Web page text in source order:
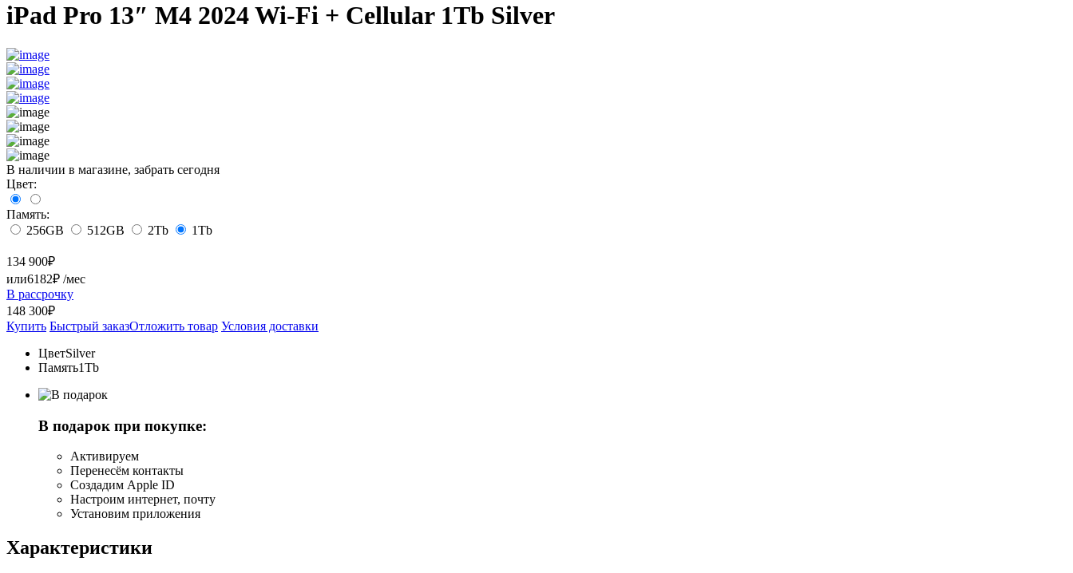
iPad Pro 13″ M4 2024 Wi-Fi + Cellular 1Tb Silver
В наличии в магазине, забрать сегодня
Цвет:
Память:
256GB
512GB 2Tb 1Tb
134 900₽
или6182₽ /мес
В рассрочку
148 300₽
Купить Быстрый заказОтложить товар Условия доставки
ЦветSilver
Память1Tb
В подарок при покупке:
Активируем
Перенесём контакты
Создадим Apple ID
Настроим интернет, почту
Установим приложения
Характеристики